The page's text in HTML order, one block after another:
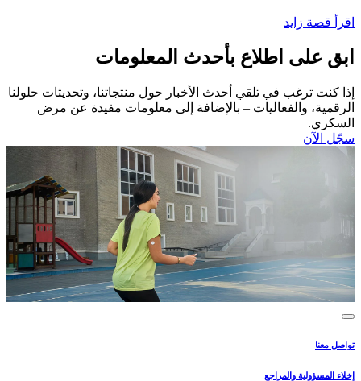
اقرأ قصة زايد
ابق على اطلاع بأحدث المعلومات
إذا كنت ترغب في تلقي أحدث الأخبار حول منتجاتنا، وتحديثات حلولنا
الرقمية، والفعاليات – بالإضافة إلى معلومات مفيدة عن مرض
السكري.​
سجّل الآن​
تواصل معنا
إخلاء المسؤولية والمراجع